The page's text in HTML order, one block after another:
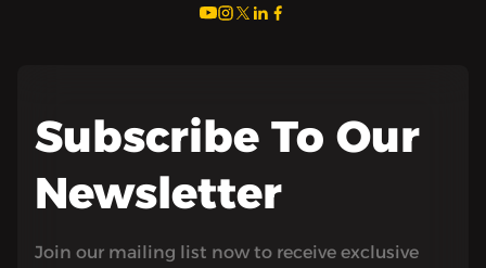
Subscribe To Our
Newsletter
Join our mailing list now to receive exclusive